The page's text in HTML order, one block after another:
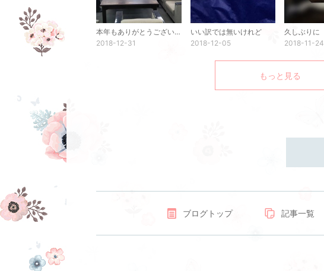
本年もありがとうございます
2018-12-31
いい訳では無いけれど
2018-12-05
久しぶりに
2018-11-24
もっと見る
ブログトップ 記事一覧